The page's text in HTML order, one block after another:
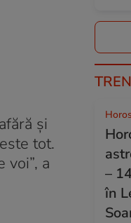
şi
tot.
a
–
în